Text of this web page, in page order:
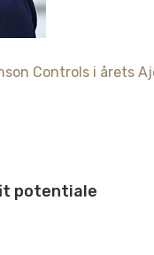
Controls i årets
potentiale